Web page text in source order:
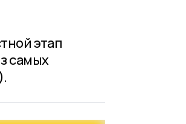
этап
самых